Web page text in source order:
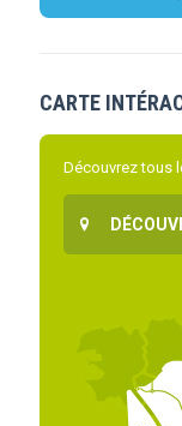
CARTE
Découvrez tous